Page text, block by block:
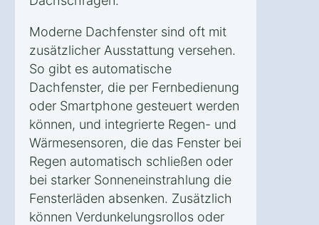
Moderne Dachfenster sind oft mit
zusätzlicher Ausstattung versehen.
So gibt es automatische
Dachfenster, die per Fernbedienung
oder Smartphone gesteuert werden
können, und integrierte Regen- und
Wärmesensoren, die das Fenster bei
Regen automatisch schließen oder
bei starker Sonneneinstrahlung die
Fensterläden absenken. Zusätzlich
können Verdunkelungsrollos oder